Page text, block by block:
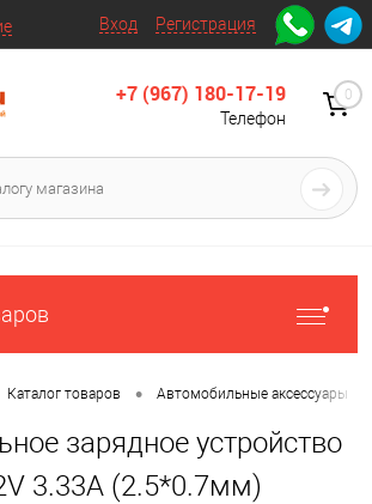
Вход Регистрация
+7 (967) 180-17-19
Телефон
0
Каталог товаров • Автомобильные аксессуары
зарядное устройство
3.33A (2.5*0.7мм)